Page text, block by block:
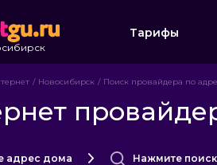
Тарифы
Новосибирск Поиск провайдера по
адрес дома Нажмите поиск